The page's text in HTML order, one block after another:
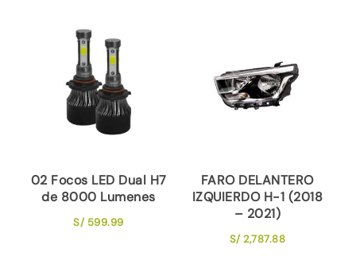
02 Focos LED Dual H7
de 8000 Lumenes
S/599.99
FARO DELANTERO
IZQUIERDO H-1 (2018
– 2021)
S/2,787.88